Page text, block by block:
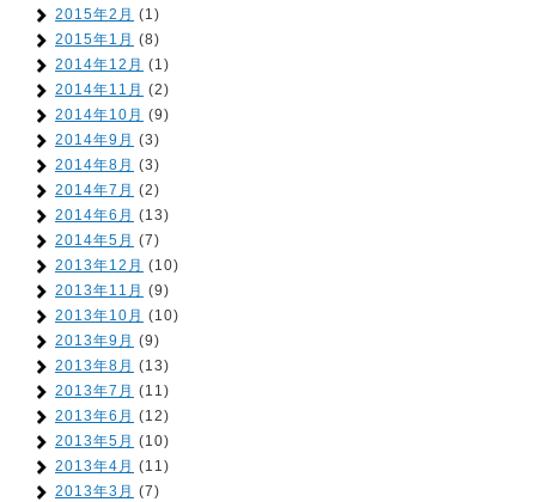
2015年2月 (1)
2015年1月 (8)
2014年12月 (1)
2014年11月 (2)
2014年10月 (9)
2014年9月 (3)
2014年8月 (3)
2014年7月 (2)
2014年6月 (13)
2014年5月 (7)
2013年12月 (10)
2013年11月 (9)
2013年10月 (10)
2013年9月 (9)
2013年8月 (13)
2013年7月 (11)
2013年6月 (12)
2013年5月 (10)
2013年4月 (11)
2013年3月 (7)